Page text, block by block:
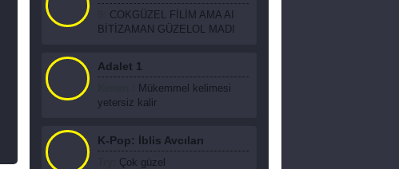
COKGÜZEL FİLİM AMA AI
BİTİZAMAN GÜZELOL MADI
Adalet 1
Mükemmel kelimesi
yetersiz kalir
K-Pop: İblis Avcıları
Çok güzel